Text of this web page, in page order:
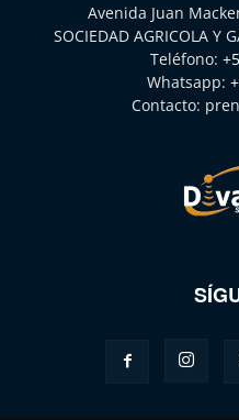
Avenida Juan
SOCIEDAD AGRICOLA Y
Teléfono:
Whatsapp:
Contacto: